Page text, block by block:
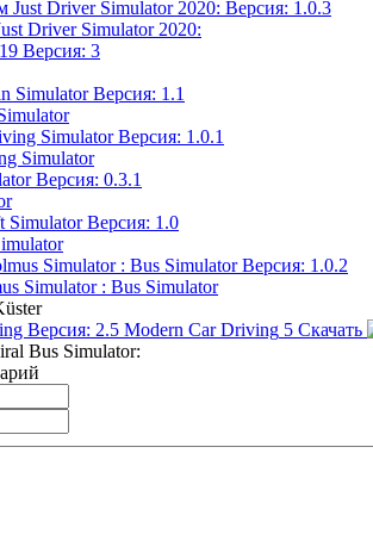
Driver Simulator 2020:
Simulator
Simulator : Bus Simulator
Modern Car Driving 5 Скачать
Bus Simulator: